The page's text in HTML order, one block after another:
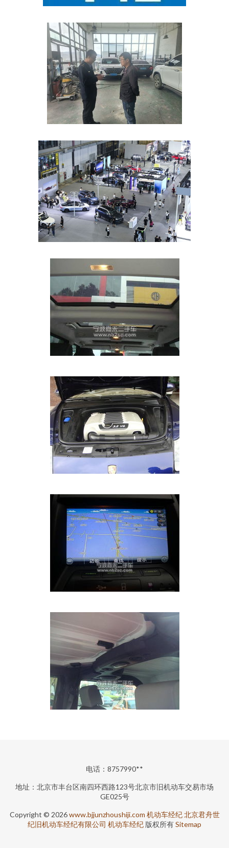
电话：8757990**
地址：北京市丰台区南四环西路123号北京市旧机动车交易市场
GE025号
Copyright © 2026www.bjjunzhoushiji.com 机动车经纪 北京君舟世
纪旧机动车经纪有限公司 机动车经纪 版权所有Sitemap